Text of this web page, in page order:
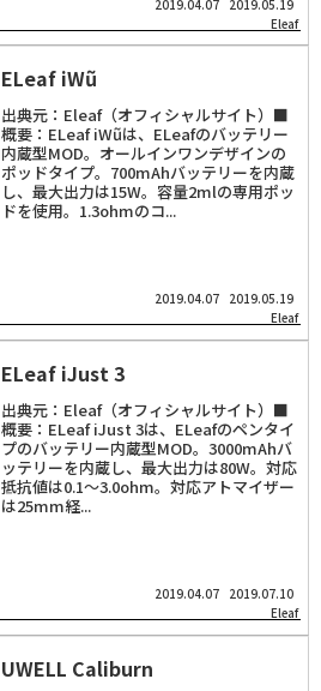
2019.04.07
2019.05.19
Eleaf
ELeaf iWũ
出典元：Eleaf（オフィシャルサイト）■
概要：ELeaf iWũは、ELeafのバッテリー
内蔵型MOD。オールインワンデザインの
ポッドタイプ。700mAhバッテリーを内蔵
し、最大出力は15W。容量2mlの専用ポッ
ドを使用。1.3ohmのコ...
2019.04.07
2019.05.19
Eleaf
ELeaf iJust 3
出典元：Eleaf（オフィシャルサイト）■
概要：ELeaf iJust 3は、ELeafのペンタイ
プのバッテリー内蔵型MOD。3000mAhバ
ッテリーを内蔵し、最大出力は80W。対応
抵抗値は0.1～3.0ohm。対応アトマイザー
は25mm経...
2019.04.07
2019.07.10
Eleaf
UWELL Caliburn